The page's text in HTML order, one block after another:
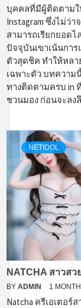
บุคคลที่มีผู้ติดตาม
Instagram ซึ่งไม่ว่
สามารถเรียกยอด
ปัจจุบันเขาเน้นกา
ตัวสุดชิค ทำให้หล
เฉพาะตัว บทความ
ทางติดตามครบ in
ชวนมอง ก่อนจะลง
NETIDOL
NATCHA สาวส
BY ADMIN 1
Natcha ครีเอเตอ